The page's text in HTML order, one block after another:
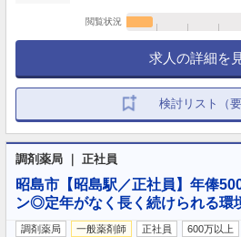
閲覧状況
求人の詳細を
検討リスト（
調剤薬局 ｜ 正社員
昭島市【昭島駅／正社員】年俸
ン◎定年がなく長く続けられる環
調剤薬局 一般薬剤師 正社員 600万以上